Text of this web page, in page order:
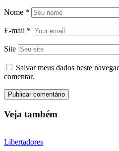
Nome *
E-mail *
Site
Salvar meus dados neste
comentar.
Veja também
Libertadores